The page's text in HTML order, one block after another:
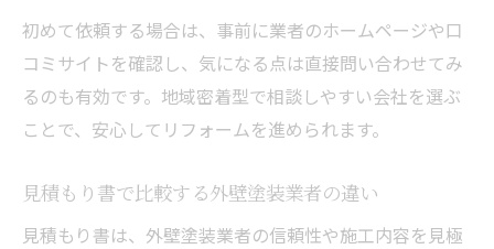
初めて依頼する場合は、事前に業者のホームページや口
コミサイトを確認し、気になる点は直接問い合わせてみ
るのも有効です。地域密着型で相談しやすい会社を選ぶ
ことで、安心してリフォームを進められます。
見積もり書で比較する外壁塗装業者の違い
見積もり書は、外壁塗装業者の信頼性や施工内容を見極